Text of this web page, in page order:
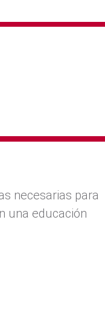
necesarias para
una educación